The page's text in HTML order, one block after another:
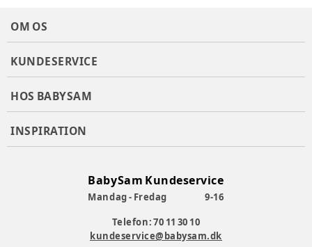
OM OS
KUNDESERVICE
HOS BABYSAM
INSPIRATION
BabySam Kundeservice
Mandag - Fredag
9-16
Telefon: 70 11 30 10
kundeservice@babysam.dk